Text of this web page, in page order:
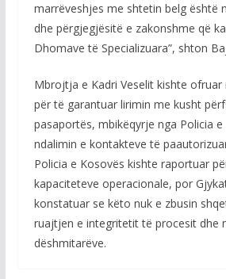
marrëveshjes me shtetin belg është
dhe përgjegjësitë e zakonshme që
Dhomave të Specializuara”, shton
Mbrojtja e Kadri Veselit kishte ofruar
për të garantuar lirimin me kusht
pasaportës, mbikëqyrje nga Policia
ndalimin e kontakteve të
Policia e Kosovës kishte raportuar
kapaciteteve operacionale, por
konstatuar se këto nuk e zbusin
ruajtjen e integritetit të procesit dhe
dëshmitarëve.